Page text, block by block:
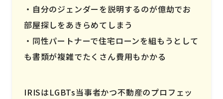
自分のジェンダーを説明するのが億劫でお
部屋探しをあきらめてしまう
同性パートナーで住宅ローンを組もうとして
も書類が複雑でたくさん費用もかかる
IRISはLGBTs当事者かつ不動産のプロフェッ